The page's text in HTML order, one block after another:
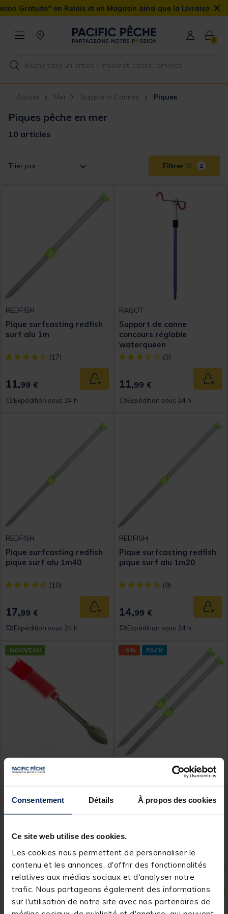
Consentement Détails À propos des cookies
Ce site web utilise des cookies.
Les cookies nous permettent de personnaliser le
contenu et les annonces, d'offrir des fonctionnalités
relatives aux médias sociaux et d'analyser notre
trafic. Nous partageons également des informations
sur l'utilisation de notre site avec nos partenaires de
Relais et en Magasin ainsi que la Livraison Domicile offerte×
0
Accueil Mer Supports Cannes Piques
Piques pêche en mer
10 articles
Trier par Filtrer 2
REDFISH
Pique surfcasting redfish
surf alu 1m
[object Object] out of 5 Customer Rating
(17)
11,99 € Ajouter au panier
Expédition sous 24 h
RAGOT
Support de canne
concours réglable
waterqueen
[object Object] out of 5
(3)
11,99 €
Expédition sous 24 h
REDFISH
Pique surfcasting redfish
pique surf alu 1m40
[object Object] out of 5 Customer Rating
(10)
17,99 € Ajouter au panier
Expédition sous 24 h
REDFISH
Pique surfcasting redfish
pique surf alu 1m20
[object Object] out of 5
(9)
14,99 €
Expédition sous 24 h
NOUVEAU
AQUATREKK
pliable
3,99 € Ajouter au panier
Expédition sous 24 h
-9% PACK
Pack redfish 2 piques surf
alu 1m
(17)
20,
Expédition sous 24 h
-7% PACK -9% PACK